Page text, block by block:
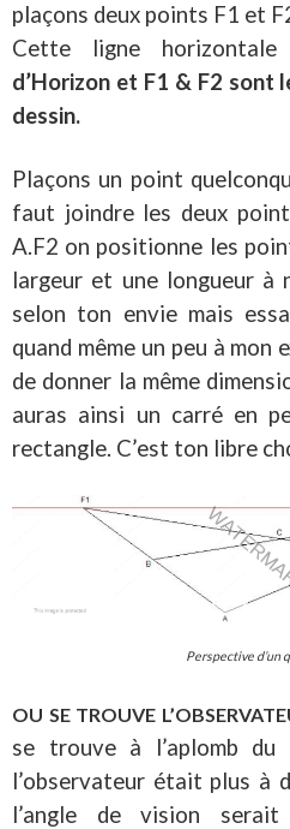
plaçons deux points F1 et
Cette ligne
d’Horizon et F1 & F2 sont
dessin.
Plaçons un point
faut joindre les deux
A.F2 on positionne les
largeur et une longueur à
selon ton envie mais
quand même un peu à mon
de donner la même
auras ainsi un carré en
rectangle. C’est ton libre
Perspective d’un
OU SE TROUVE
se trouve à l’aplomb
l’observateur était plus à
l’angle de vision